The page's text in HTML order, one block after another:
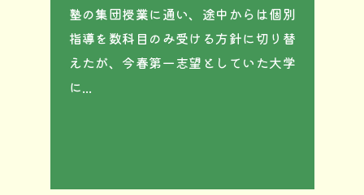
塾の集団授業に通い、途中からは個別
指導を数科目のみ受ける方針に切り替
えたが、今春第一志望としていた大学
に...